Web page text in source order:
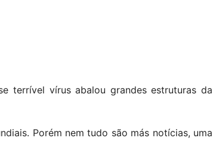
terrível vírus abalou grandes estruturas da
Porém nem tudo são más notícias, uma